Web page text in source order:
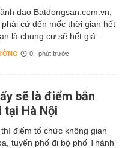
đạo Batdongsan.com.vn,
phải cứ đến mốc thời gian hết
là chung cư sẽ hết giá...
01 phút trước
sẽ là điểm bắn
tại Hà Nội
điểm tổ chức không gian
tuyến phố đi bộ phố Thành